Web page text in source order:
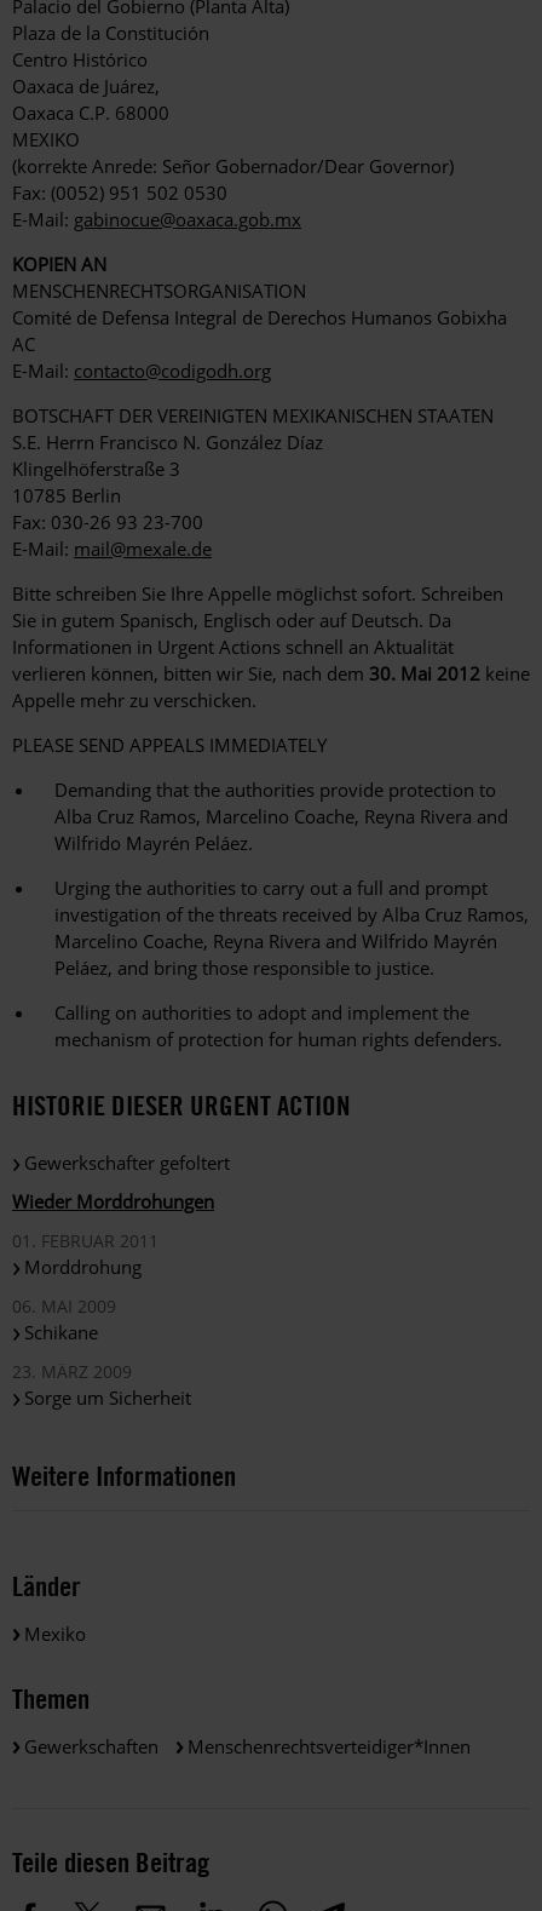
Palacio del Gobierno (Planta Alta)
Plaza de la Constitución
Centro Histórico
Oaxaca de Juárez,
Oaxaca C.P. 68000
MEXIKO
(korrekte Anrede: Señor Gobernador/Dear Governor)
Fax: (0052) 951 502 0530
E-Mail: gabinocue@oaxaca.gob.mx
KOPIEN AN
MENSCHENRECHTSORGANISATION
Comité de Defensa Integral de Derechos Humanos Gobixha
AC
E-Mail: contacto@codigodh.org
BOTSCHAFT DER VEREINIGTEN MEXIKANISCHEN STAATEN
S.E. Herrn Francisco N. González Díaz
Klingelhöferstraße 3
10785 Berlin
Fax: 030-26 93 23-700
E-Mail: mail@mexale.de
Bitte schreiben Sie Ihre Appelle möglichst sofort. Schreiben
Sie in gutem Spanisch, Englisch oder auf Deutsch. Da
Informationen in Urgent Actions schnell an Aktualität
verlieren können, bitten wir Sie, nach dem 30. Mai 2012 keine
Appelle mehr zu verschicken.
PLEASE SEND APPEALS IMMEDIATELY
Demanding that the authorities provide protection to
Alba Cruz Ramos, Marcelino Coache, Reyna Rivera and
Wilfrido Mayrén Peláez.
Urging the authorities to carry out a full and prompt
investigation of the threats received by Alba Cruz Ramos,
Marcelino Coache, Reyna Rivera and Wilfrido Mayrén
Peláez, and bring those responsible to justice.
Calling on authorities to adopt and implement the
mechanism of protection for human rights defenders.
HISTORIE DIESER URGENT ACTION
Gewerkschafter gefoltert
Wieder Morddrohungen
01. FEBRUAR 2011
Morddrohung
06. MAI 2009
Schikane
23. MÄRZ 2009
Sorge um Sicherheit
Weitere Informationen
Länder
Mexiko
Themen
Gewerkschaften Menschenrechtsverteidiger*innen
Teile diesen Beitrag